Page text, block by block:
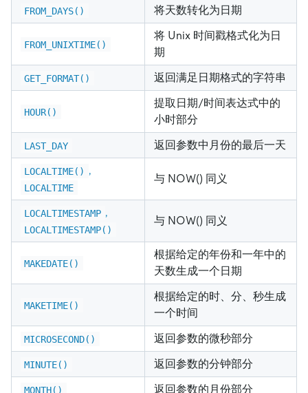
FROM_DAYS() 将天数转化为日期
FROM_UNIXTIME()
将 Unix 时间戳格式化为日
期
GET_FORMAT() 返回满足日期格式的字符串
HOUR()
提取日期/时间表达式中的
小时部分
LAST_DAY 返回参数中月份的最后一天
LOCALTIME() ,
LOCALTIME
与 NOW() 同义
LOCALTIMESTAMP ,
LOCALTIMESTAMP()
与 NOW() 同义
MAKEDATE()
根据给定的年份和一年中的
天数生成一个日期
MAKETIME()
根据给定的时、分、秒生成
一个时间
MICROSECOND() 返回参数的微秒部分
MINUTE() 返回参数的分钟部分
MONTH() 返回参数的月份部分